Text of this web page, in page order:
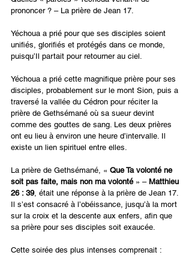
prononcer ? – La prière de Jean 17.
Yéchoua a prié pour que ses disciples soient
unifiés, glorifiés et protégés dans ce monde,
puisqu’Il partait pour retourner au ciel.
Yéchoua a prié cette magnifique prière pour ses
disciples, probablement sur le mont Sion, puis a
traversé la vallée du Cédron pour réciter la
prière de Gethsémané où sa sueur devint
comme des gouttes de sang. Les deux prières
ont eu lieu à environ une heure d’intervalle. Il
existe un lien spirituel entre elles.
La prière de Gethsémané, « Que Ta volonté ne
soit pas faite, mais non ma volonté » – Matthieu
26 : 39, était une réponse à la prière de Jean 17.
Il s’est consacré à l’obéissance, jusqu’à la mort
sur la croix et la descente aux enfers, afin que
sa prière pour ses disciples soit exaucée.
Cette soirée des plus intenses comprenait :